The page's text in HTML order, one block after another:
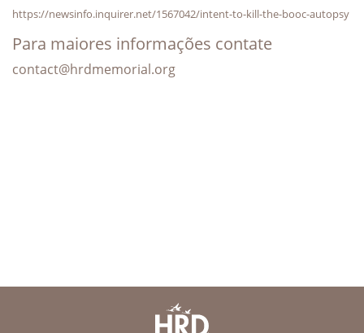
https://newsinfo.inquirer.net/1567042/intent-to-kill-the-booc-autopsy
Para maiores informações contate
contact@hrdmemorial.org